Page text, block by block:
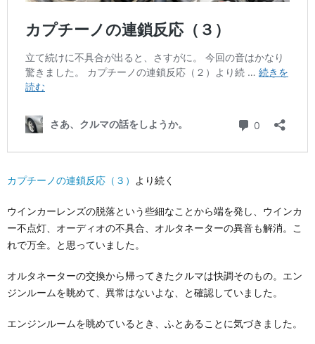
カプチーノの連鎖反応（３） より続く
ウインカーレンズの脱落という些細なことから端を発し、ウインカ
ー不点灯、オーディオの不具合、オルタネーターの異音も解消。こ
れで万全。と思っていました。
オルタネーターの交換から帰ってきたクルマは快調そのもの。エン
ジンルームを眺めて、異常はないよな、と確認していました。
エンジンルームを眺めているとき、ふとあることに気づきました。